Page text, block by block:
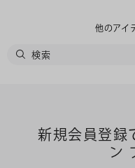
他のアイ
新規会員登録
ン